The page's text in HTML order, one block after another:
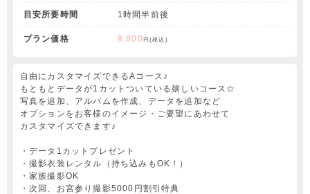
目安所要時間 1時間半前後
プラン価格 8,800 円(税込)
自由にカスタマイズできるAコース♪
もともとデータが1カットついている嬉しいコース☆
写真を追加、アルバムを作成、データを追加など
オプションをお客様のイメージ・ご要望にあわせて
カスタマイズできます♪
・データ1カットプレゼント
・撮影衣装レンタル（持ち込みもOK！）
・家族撮影OK
・次回、お宮参り撮影5000円割引特典